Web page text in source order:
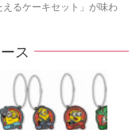
えるケーキセット」が味わ
ス